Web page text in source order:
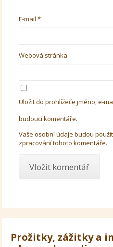
E-mail*
Webová stránka
Uložit do prohlížeče jméno, e-
budoucí komentáře.
Vaše osobní údaje budou
zpracování tohoto komentáře.
Prožitky, zážitky a